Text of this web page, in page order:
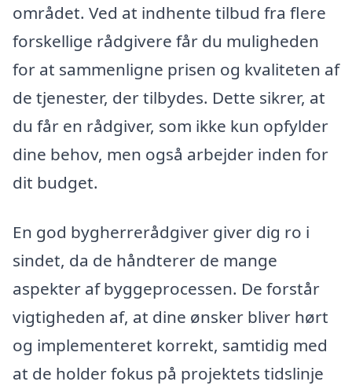
området. Ved at indhente tilbud fra flere
forskellige rådgivere får du muligheden
for at sammenligne prisen og kvaliteten af
de tjenester, der tilbydes. Dette sikrer, at
du får en rådgiver, som ikke kun opfylder
dine behov, men også arbejder inden for
dit budget.
En god bygherrerådgiver giver dig ro i
sindet, da de håndterer de mange
aspekter af byggeprocessen. De forstår
vigtigheden af, at dine ønsker bliver hørt
og implementeret korrekt, samtidig med
at de holder fokus på projektets tidslinje